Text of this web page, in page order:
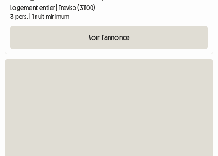
Logement entier | Treviso (31100)
3 pers. | 1 nuit minimum
Voir l'annonce